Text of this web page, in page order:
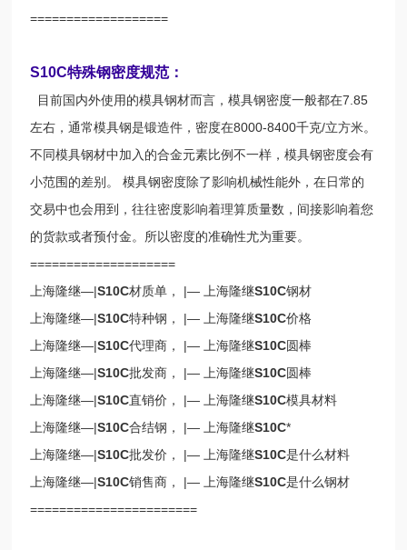
===================
S10C特殊钢密度规范：
目前国内外使用的模具钢材而言，模具钢密度一般都在7.85
左右，通常模具钢是锻造件，密度在8000-8400千克/立方米。
不同模具钢材中加入的合金元素比例不一样，模具钢密度会有
小范围的差别。 模具钢密度除了影响机械性能外，在日常的
交易中也会用到，往往密度影响着理算质量数，间接影响着您
的货款或者预付金。所以密度的准确性尤为重要。
====================
上海隆继—|S10C材质单， |— 上海隆继S10C钢材
上海隆继—|S10C特种钢， |— 上海隆继S10C价格
上海隆继—|S10C代理商， |— 上海隆继S10C圆棒
上海隆继—|S10C批发商， |— 上海隆继S10C圆棒
上海隆继—|S10C直销价， |— 上海隆继S10C模具材料
上海隆继—|S10C合结钢， |— 上海隆继S10C*
上海隆继—|S10C批发价， |— 上海隆继S10C是什么材料
上海隆继—|S10C销售商， |— 上海隆继S10C是什么钢材
=======================